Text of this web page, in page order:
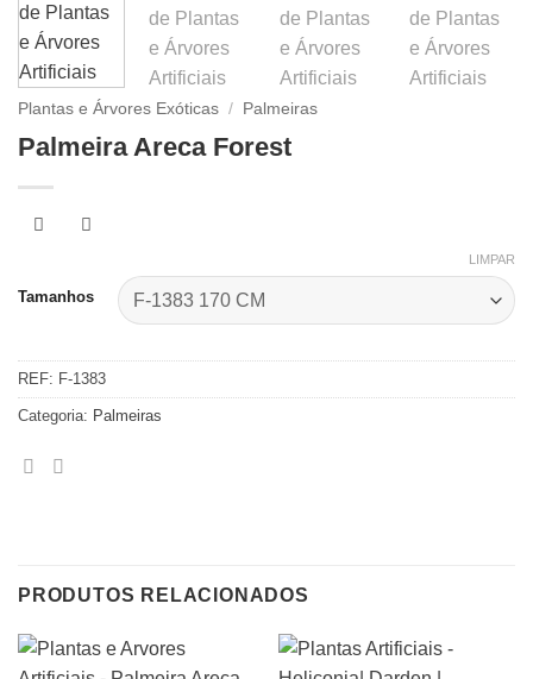
Plantas e Árvores Exóticas / Palmeiras
Palmeira Areca Forest
Tamanhos
LIMPAR
REF: F-1383
Categoria: Palmeiras
PRODUTOS RELACIONADOS